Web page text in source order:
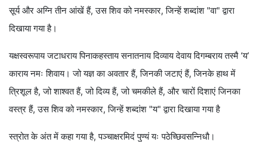
सूर्य और अग्नि तीन आंखें हैं, उस शिव को नमस्कार, जिन्हें शब्दांश "वा" द्वारा
दिखाया गया है।
यक्षस्वरूपाय जटाधराय पिनाकहस्ताय सनातनाय दिव्याय देवाय दिगम्बराय तस्मै ‘य’
काराय नमः शिवाय। जो यज्ञ का अवतार हैं, जिनकी जटाएं हैं, जिनके हाथ में
त्रिशूल है, जो शाश्वत हैं, जो दिव्य हैं, जो चमकीले हैं, और चारों दिशाएं जिनका
वस्त्र हैं, उस शिव को नमस्कार, जिन्हें शब्दांश "य" द्वारा दिखाया गया है
स्त्रोत के अंत में कहा गया है, पञ्चाक्षरमिदं पुण्यं यः पठेच्छिवसन्निधौ।